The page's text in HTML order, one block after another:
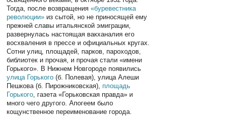
Тогда, после возвращения«буревестника
революции» из сытой, но не приносящей ему
прежней славы итальянской эмиграции,
развернулась настоящая вакханалия его
восхваления в прессе и официальных кругах.
Сотни улиц, площадей, парков, пароходов,
библиотек и прочая, и прочая стали «имени
Горького». В Нижнем Новгороде появились
улица Горького (б. Полевая), улица Алеши
Пешкова (б. Пирожниковская), площадь
Горького , газета «Горьковская правда» и
много чего другого. Апогеем было
кощунственное переименование города.